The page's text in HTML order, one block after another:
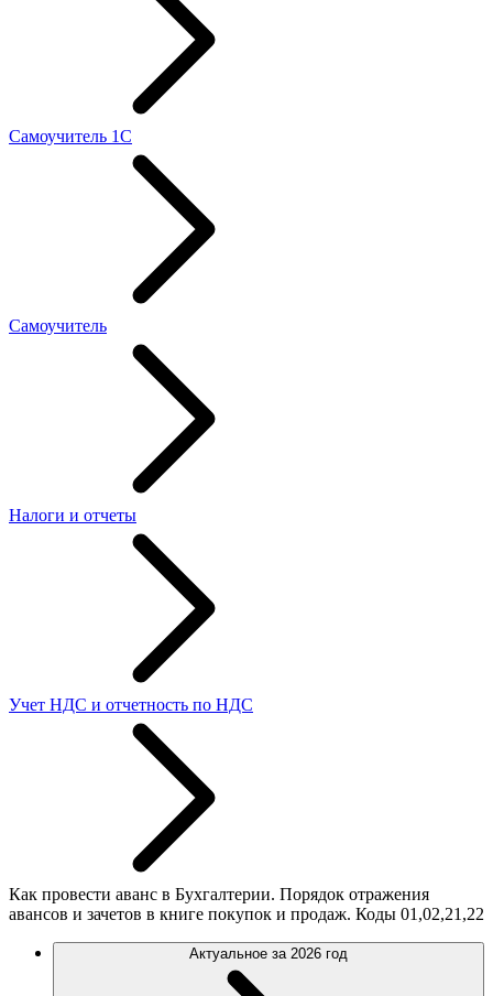
Самоучитель 1С
Самоучитель
Налоги и отчеты
Учет НДС и отчетность по НДС
Как провести аванс в Бухгалтерии. Порядок отражения
авансов и зачетов в книге покупок и продаж. Коды 01,02,21,22
Актуальное за 2026 год